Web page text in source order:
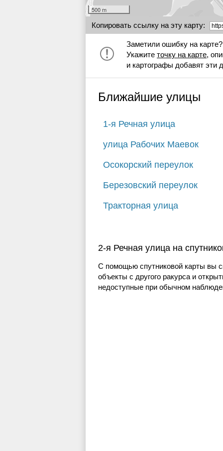
500 m
Копировать ссылку на эту карту:
Заметили ошибку на карте?
Укажите точку на карте,
и картографы добавят эти
Ближайшие улицы
1-я Речная улица
улица Рабочих Маевок
Осокорский переулок
Березовский переулок
Тракторная улица
2-я Речная улица на
С помощью спутниковой карты вы
объекты с другого ракурса и
недоступные при обычном